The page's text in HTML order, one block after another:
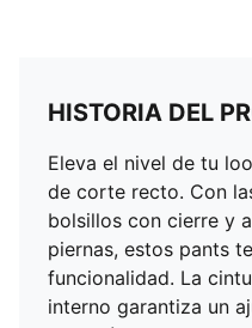
HISTORIA DEL
Eleva el nivel de tu
de corte recto. Con
bolsillos con cierre y
piernas, estos pants
funcionalidad. La
interno garantiza un